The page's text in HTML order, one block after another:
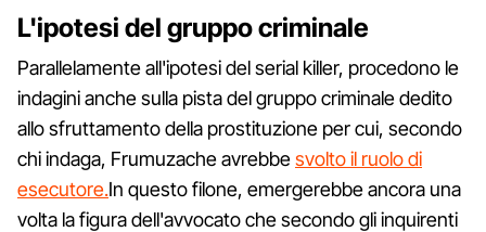
L'ipotesi del gruppo criminale
Parallelamente all'ipotesi del serial killer, procedono le
indagini anche sulla pista del gruppo criminale dedito
allo sfruttamento della prostituzione per cui, secondo
chi indaga, Frumuzache avrebbesvolto il ruolo di
esecutore.In questo filone, emergerebbe ancora una
volta la figura dell'avvocato che secondo gli inquirenti